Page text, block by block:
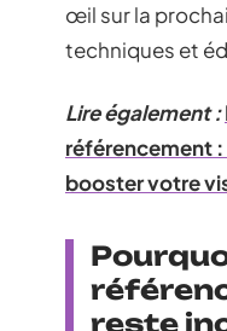
œil sur la
techniques et
Lire également :
référencement
booster votre
reste